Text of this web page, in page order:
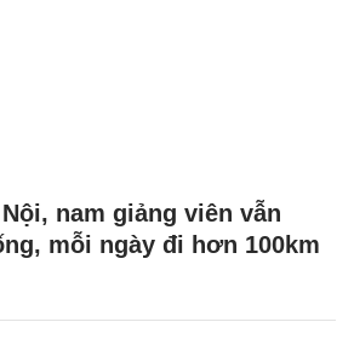
nam giảng viên vẫn
mỗi ngày đi hơn 100km